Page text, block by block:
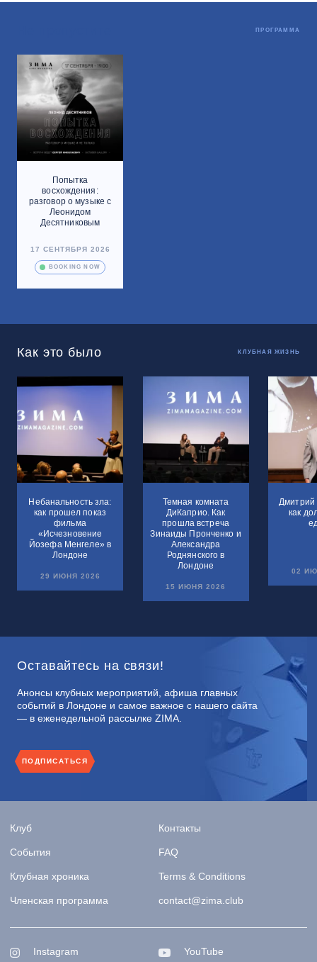
ПРОГРАММА
Попытка
восхождения:
разговор о музыке с
Леонидом
Десятниковым
17 СЕНТЯБРЯ 2026
BOOKING NOW
Как это было КЛУБНАЯ ЖИЗНЬ
Небанальность зла:
как прошел показ
фильма
«Исчезновение
Йозефа Менгеле» в
Лондоне
29 ИЮНЯ 2026
Темная комната
ДиКаприо. Как
прошла встреча
Зинаиды Пронченко и
Александра
Роднянского в
Лондоне
15 ИЮНЯ 2026
Дмитрий
как
02
Оставайтесь на связи!
Анонсы клубных мероприятий, афиша главных
событий в Лондоне и самое важное с нашего сайта
— в еженедельной рассылке ZIMA.
ПОДПИСАТЬСЯ
Клуб
События
Клубная хроника
Членская программа
Контакты
FAQ
Terms & Conditions
contact@zima.club
Instagram YouTube